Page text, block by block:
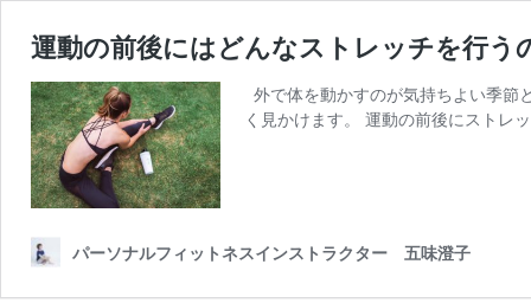
運動の前後にはどんなストレッチを行う
外で体を動かすのが気持ちよい季節
く見かけます。 運動の前後にストレ
パーソナルフィットネスインストラクター 五味澄子